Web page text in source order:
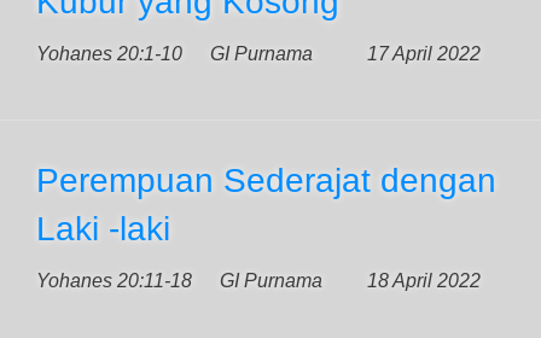
Yohanes 20:1-10 17 April 2022
GI Purnama
Perempuan Sederajat dengan
Laki -laki
Yohanes 20:11-18 18 April 2022
GI Purnama